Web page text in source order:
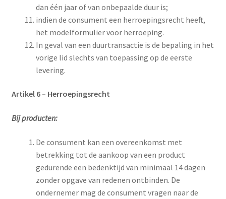
dan één jaar of van onbepaalde duur is;
indien de consument een herroepingsrecht heeft,
het modelformulier voor herroeping.
In geval van een duurtransactie is de bepaling in het
vorige lid slechts van toepassing op de eerste
levering.
Artikel 6 – Herroepingsrecht
Bij producten:
De consument kan een overeenkomst met
betrekking tot de aankoop van een product
gedurende een bedenktijd van minimaal 14 dagen
zonder opgave van redenen ontbinden. De
ondernemer mag de consument vragen naar de